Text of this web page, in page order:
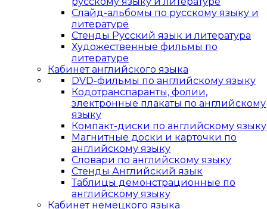
Слайд-альбомы по русскому языку и
литературе
Стенды Русский язык и литература
Художественные фильмы по
литературе
Кабинет английского языка
DVD-фильмы по английскому языку
Кодотранспаранты, фолии,
электронные плакаты по английскому
языку
Компакт-диски по английскому языку
Магнитные доски и карточки по
английскому языку
Словари по английскому языку
Стенды Английский язык
Таблицы демонстрационные по
английскому языку
Кабинет немецкого языка